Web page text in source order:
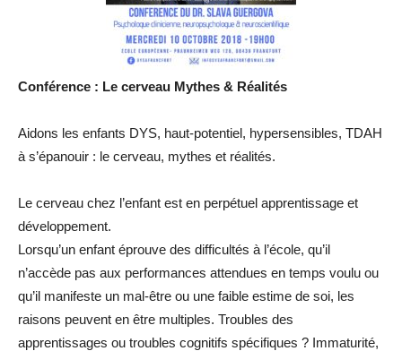
Conférence : Le cerveau Mythes & Réalités
Aidons les enfants DYS, haut-potentiel, hypersensibles, TDAH
à s’épanouir : le cerveau, mythes et réalités.
Le cerveau chez l’enfant est en perpétuel apprentissage et
développement.
Lorsqu’un enfant éprouve des difficultés à l’école, qu’il
n’accède pas aux performances attendues en temps voulu ou
qu’il manifeste un mal-être ou une faible estime de soi, les
raisons peuvent en être multiples. Troubles des
apprentissages ou troubles cognitifs spécifiques ? Immaturité,